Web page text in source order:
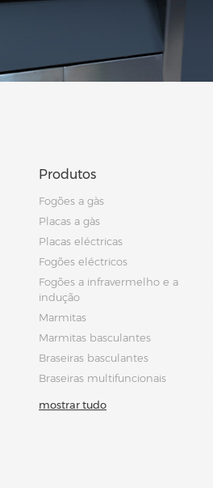
Produtos
Fogões a gàs
Placas a gàs
Placas eléctricas
Fogões eléctricos
Fogões a infravermelho e a
indução
Marmitas
Marmitas basculantes
Braseiras basculantes
Braseiras multifuncionais
mostrar tudo